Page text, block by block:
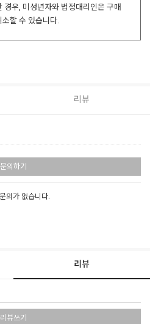
경우, 미성년자와 법정대리인은 구매
할 수 있습니다.
리뷰
문의하기
의가 없습니다.
리뷰
리뷰쓰기